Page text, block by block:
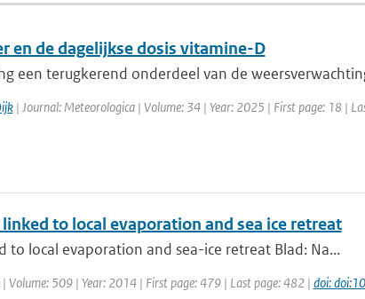
en de dagelijkse dosis vitamine-D
een terugkerend onderdeel van de
| Journal: Meteorologica | Volume: 34 | Year: 2025 | First page: 18 |
to local evaporation and sea ice retreat
to local evaporation and sea-ice retreat Blad: Na...
Volume: 509 | Year: 2014 | First page: 479 | Last page: 482 | doi: